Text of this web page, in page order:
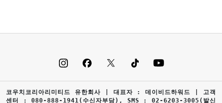
코우치코리아리미티드 유한회사 | 대표자 : 데이비드하워드 | 고객
센터 : 080-888-1941(수신자부담), SMS : 02-6203-3005(발신